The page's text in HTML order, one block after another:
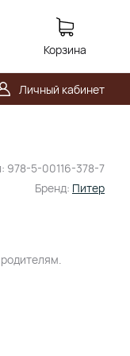
Корзина
Личный кабинет
978-5-00116-378-7
Бренд: Питер